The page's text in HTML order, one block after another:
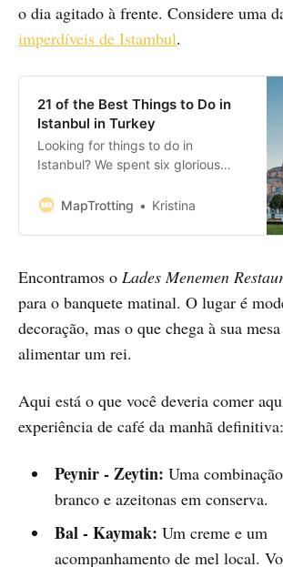
o dia agitado à frente. Considere uma
imperdíveis de Istambul.
21 of the Best Things to Do in
Istanbul in Turkey
Looking for things to do in
Istanbul? We spent six glorious
city, eating, drinking, and seeing
burning out. After returning home,
experiences into this independent
guide to the city break in Istanbul.
MapTrotting Kristina
Encontramos o Lades Menemen
para o banquete matinal. O lugar é
decoração, mas o que chega à sua
alimentar um rei.
Aqui está o que você deveria comer
experiência de café da manhã definitiva:
Peynir - Zeytin: Uma
branco e azeitonas em conserva.
Bal - Kaymak: Um creme e um
acompanhamento de mel local.